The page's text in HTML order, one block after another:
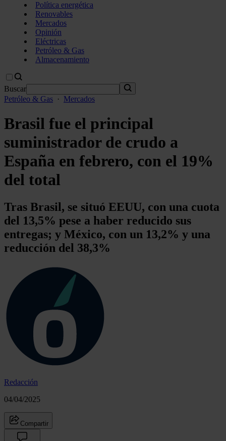
Política energética
Renovables
Mercados
Opinión
Eléctricas
Petróleo & Gas
Almacenamiento
Buscar
Petróleo & Gas · Mercados
Brasil fue el principal
suministrador de crudo a
España en febrero, con el 19%
del total
Tras Brasil, se situó EEUU, con una cuota
del 13,5% pese a haber reducido sus
entregas; y México, con un 13,2% y una
reducción del 38,3%
Redacción
04/04/2025
Compartir